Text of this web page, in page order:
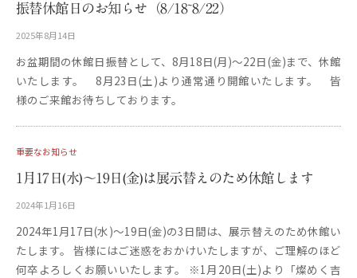
b
i
m
u
s
e
u
m
振替休館日のお知らせ（8/18~8/22）
2025年8月14日
更
用
お盆期間の休館日振替として、8月18日(月)～22日(金)まで、休館
いたします。 8月23日(土)より通常通り開館いたします。 皆
様のご来館お待ちしております。
重要なお知らせ
1月17日(水)～19日(金)は展示替えのため休館します
2024年1月16日
更
新
用
2024年1月17日(水)～19日(金)の3日間は、展示替えのため休館い
たします。 皆様にはご迷惑をおかけいたしますが、ご理解のほど
何卒よろしくお願いいたします。 ※1月20日(土)より「燦めく吉